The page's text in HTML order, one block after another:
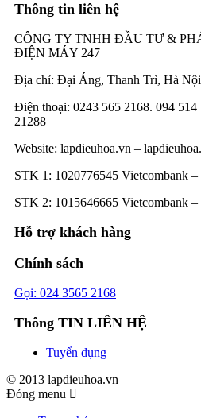
Thông tin liên hệ
CÔNG TY TNHH ĐẦU TƯ &
ĐIỆN MÁY 247
Địa chỉ: Đại Áng, Thanh Trì, Hà Nội
Điện thoại: 0243 565 2168. 094
21288
Website: lapdieuhoa.vn –
STK 1: 1020776545 Vietcombank
STK 2: 1015646665 Vietcombank
Hỗ trợ khách hàng
Chính sách
Gọi: 024 3565 2168
Thông TIN LIÊN HỆ
Tuyển dụng
© 2013 lapdieuhoa.vn
Đóng menu